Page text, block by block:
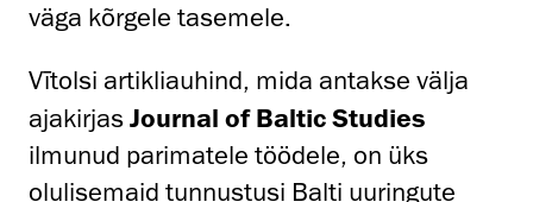
väga kõrgele tasemele.
Vītolsi artikliauhind, mida antakse välja
ajakirjas Journal of Baltic Studies
ilmunud parimatele töödele, on üks
olulisemaid tunnustusi Balti uuringute